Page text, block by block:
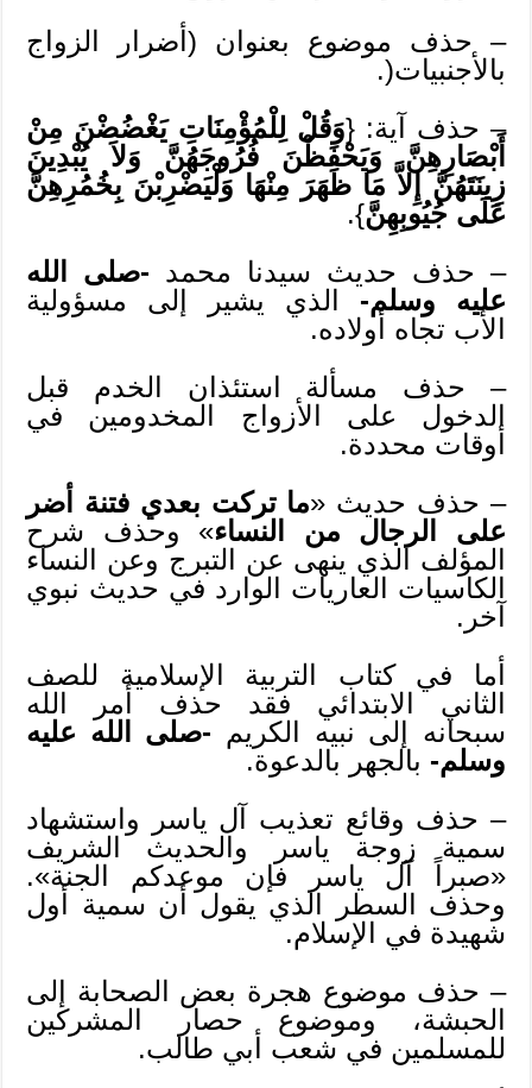
– حذف موضوع بعنوان (أضرار الزواج
بالأجنبيات(.
– حذف آية: {وَقُلْ لِلْمُؤْمِنَاتِ يَغْضُضْنَ مِنْ
أَبْصَارِهِنَّ وَيَحْفَظْنَ فُرُوجَهُنَّ وَلاَ يُبْدِينَ
زِينَتَهُنَّ إِلاَّ مَا ظَهَرَ مِنْهَا وَلْيَضْرِبْنَ بِخُمُرِهِنَّ
عَلَى جُيُوبِهِنَّ}.
– حذف حديث سيدنا محمد -صلى الله
عليه وسلم- الذي يشير إلى مسؤولية
الأب تجاه أولاده.
– حذف مسألة استئذان الخدم قبل
الدخول على الأزواج المخدومين في
أوقات محددة.
– حذف حديث «ما تركت بعدي فتنة أضر
على الرجال من النساء» وحذف شرح
المؤلف الذي ينهى عن التبرج وعن النساء
الكاسيات العاريات الوارد في حديث نبوي
آخر.
أما في كتاب التربية الإسلامية للصف
الثاني الابتدائي فقد حذف أمر الله
سبحانه إلى نبيه الكريم -صلى الله عليه
وسلم- بالجهر بالدعوة.
– حذف وقائع تعذيب آل ياسر واستشهاد
سمية زوجة ياسر والحديث الشريف
«صبراً آل ياسر فإن موعدكم الجنة».
وحذف السطر الذي يقول أن سمية أول
شهيدة في الإسلام.
– حذف موضوع هجرة بعض الصحابة إلى
الحبشة، وموضوع حصار المشركين
للمسلمين في شعب أبي طالب.